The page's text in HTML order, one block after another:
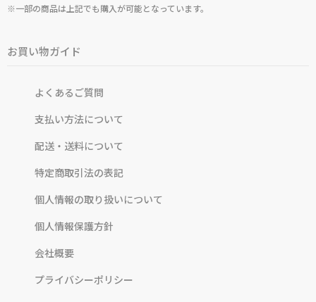
※一部の商品は上記でも購入が可能となっています。
お買い物ガイド
よくあるご質問
支払い方法について
配送・送料について
特定商取引法の表記
個人情報の取り扱いについて
個人情報保護方針
会社概要
プライバシーポリシー